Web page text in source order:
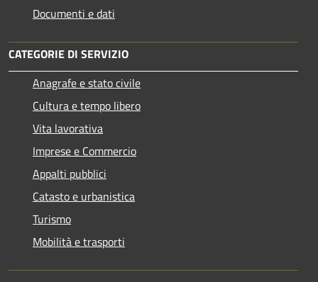
Documenti e dati
CATEGORIE DI SERVIZIO
Anagrafe e stato civile
Cultura e tempo libero
Vita lavorativa
Imprese e Commercio
Appalti pubblici
Catasto e urbanistica
Turismo
Mobilità e trasporti